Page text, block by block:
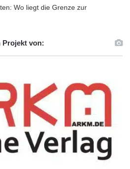
entwickelt. Die
am 26. Januar in
der LEARNTEC statt,
und dem
der Uni Potsdam mit dem
Informations- und
in Forschung und
Wo liegt die Grenze zur
Projekt von: